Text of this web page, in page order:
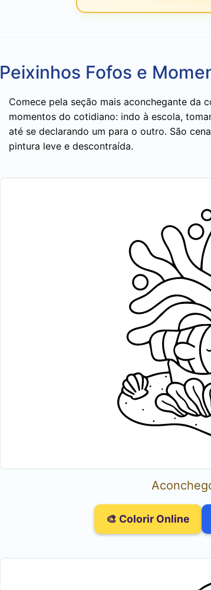
Peixinhos Fofos e
Comece pela seção mais aconchegante da
momentos do cotidiano: indo à escola,
até se declarando um para o outro. São
pintura leve e descontraída.
🎨 Colorir Online